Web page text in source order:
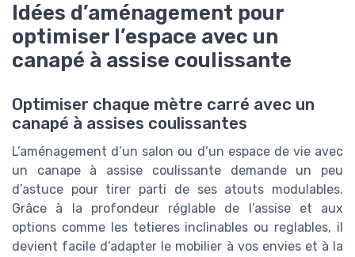
Idées d’aménagement pour
optimiser l’espace avec un
canapé à assise coulissante
Optimiser chaque mètre carré avec un
canapé à assises coulissantes
L’aménagement d’un salon ou d’un espace de vie avec
un canape à assise coulissante demande un peu
d’astuce pour tirer parti de ses atouts modulables.
Grâce à la profondeur réglable de l’assise et aux
options comme les tetieres inclinables ou reglables, il
devient facile d’adapter le mobilier à vos envies et à la